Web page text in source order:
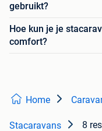
gebruikt?
Hoe kun je je
comfort?
Home
Stacaravans 8